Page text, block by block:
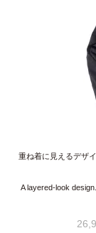
重ね着に見えるデザ
A layered-look